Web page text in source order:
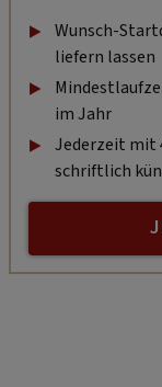
Wunsch-
liefern lassen
im Jahr
Jederzeit mit
schriftlich